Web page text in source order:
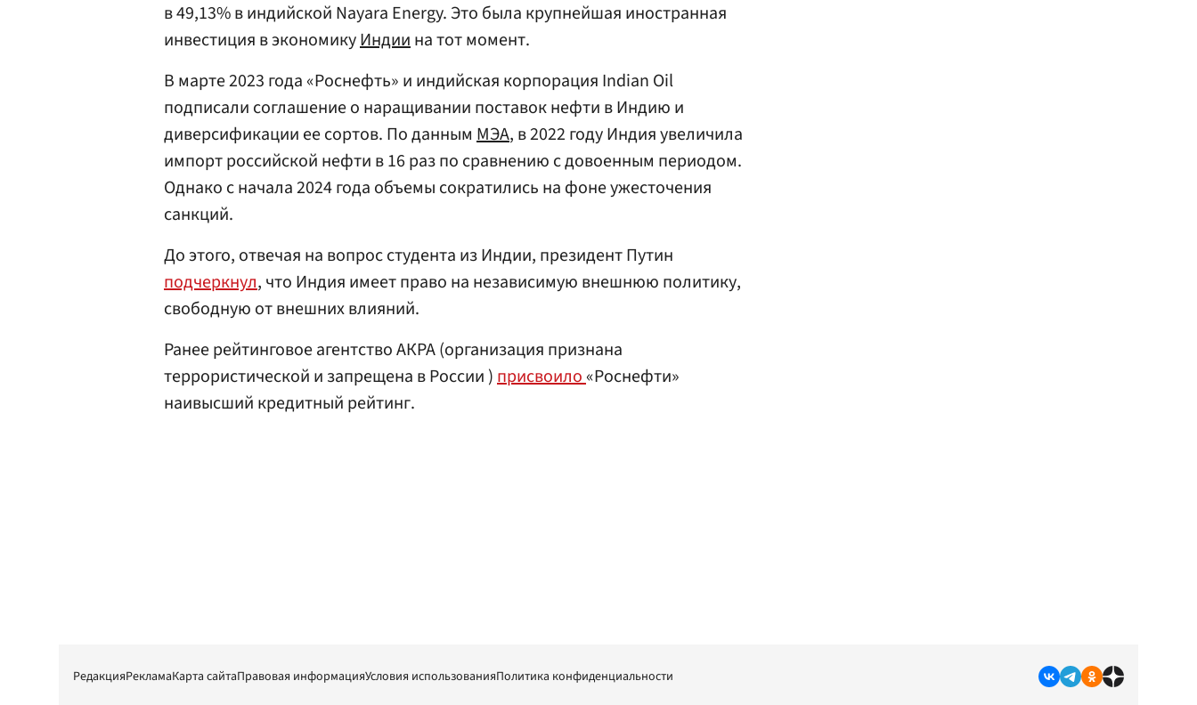
в 49,13% в индийской Nayara Energy. Это была крупнейшая иностранная
инвестиция в экономикуИндиина тот момент.
В марте 2023 года «Роснефть» и индийская корпорация Indian Oil
подписали соглашение о наращивании поставок нефти в Индию и
диверсификации ее сортов. По данным МЭА, в 2022 году Индия увеличила
импорт российской нефти в 16 раз по сравнению с довоенным периодом.
Однако с начала 2024 года объемы сократились на фоне ужесточения
санкций.
До этого, отвечая на вопрос студента из Индии, президент Путин
подчеркнул, что Индия имеет право на независимую внешнюю политику,
свободную от внешних влияний.
Ранее рейтинговое агентство АКРА (организация признана
террористической и запрещена в России )присвоило«Роснефти»
наивысший кредитный рейтинг.
РедакцияРекламаКарта сайтаПравовая информацияУсловия использованияПолитика конфиденциальности